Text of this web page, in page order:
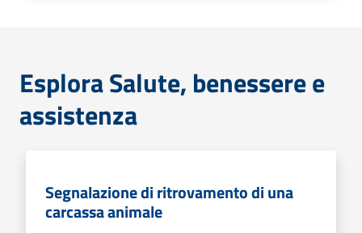
Esplora Salute, benessere e
assistenza
Segnalazione di ritrovamento di una
carcassa animale